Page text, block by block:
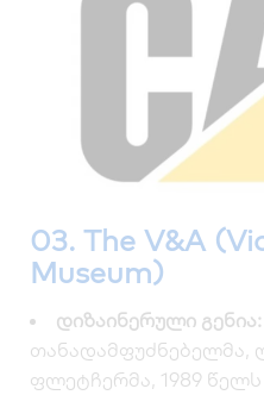
03. The V&A
Museum)
დიზაინერული გენია:
ფლეტჩერმა, 1989